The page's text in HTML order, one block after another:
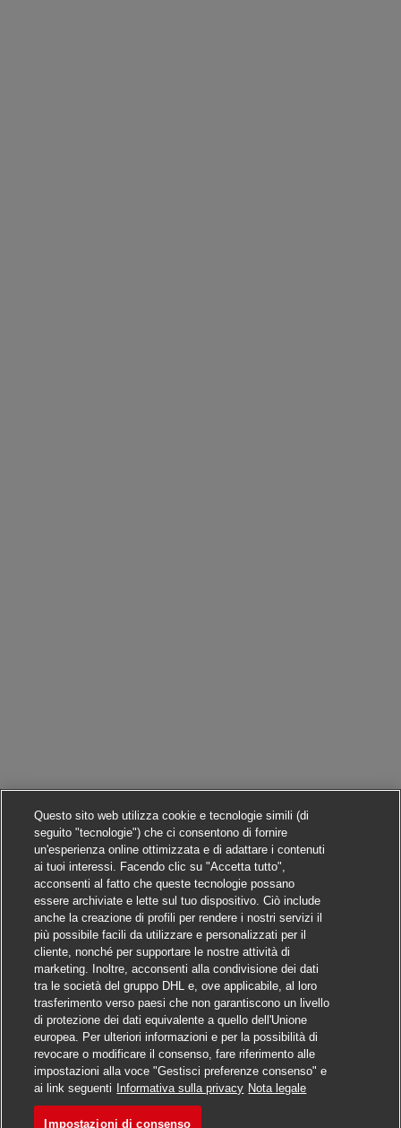
Candidarsi
Questo sito web utilizza cookie e tecnologie simili (di
seguito "tecnologie") che ci consentono di fornire
un'esperienza online ottimizzata e di adattare i contenuti
ai tuoi interessi. Facendo clic su "Accetta tutto",
acconsenti al fatto che queste tecnologie possano
essere archiviate e lette sul tuo dispositivo. Ciò include
anche la creazione di profili per rendere i nostri servizi il
più possibile facili da utilizzare e personalizzati per il
cliente, nonché per supportare le nostre attività di
marketing. Inoltre, acconsenti alla condivisione dei dati
tra le società del gruppo DHL e, ove applicabile, al loro
trasferimento verso paesi che non garantiscono un livello
di protezione dei dati equivalente a quello dell'Unione
europea. Per ulteriori informazioni e per la possibilità di
revocare o modificare il consenso, fare riferimento alle
impostazioni alla voce "Gestisci preferenze consenso" e
ai link seguenti
Informativa sulla privacy Nota legale
Impostazioni di consenso